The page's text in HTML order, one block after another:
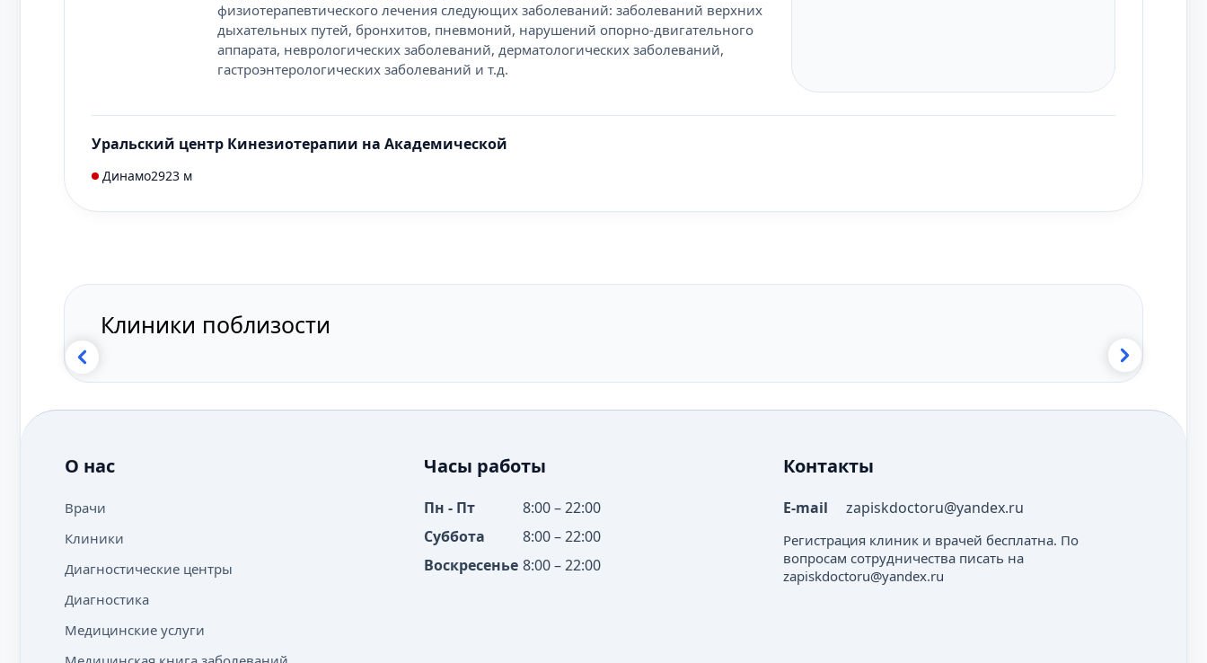
физиотерапевтического лечения следующих заболеваний: заболеваний верхних
дыхательных путей, бронхитов, пневмоний, нарушений опорно-двигательного
аппарата, неврологических заболеваний, дерматологических заболеваний,
гастроэнтерологических заболеваний и т.д.
Уральский центр Кинезиотерапии на Академической
Динамо2923 м
Клиники поблизости
О нас
Врачи
Клиники
Диагностические центры
Диагностика
Медицинские услуги
Часы работы
Пн - Пт
8:00 – 22:00
Суббота
8:00 – 22:00
Воскресенье 8:00 – 22:00
Контакты
E-mail zapiskdoctoru@yandex.ru
Регистрация клиник и врачей бесплатна. По
вопросам сотрудничества писать на
zapiskdoctoru@yandex.ru